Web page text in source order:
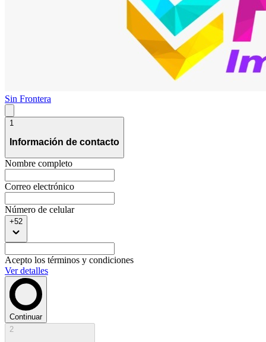
Sin Frontera
1
Información de contacto
Nombre completo
Correo electrónico
Número de celular
+52
Acepto los términos y condiciones
Ver detalles
Continuar
2